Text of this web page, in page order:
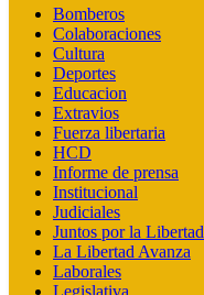
Bomberos
Colaboraciones
Cultura
Deportes
Educacion
Extravios
Fuerza libertaria
HCD
Informe de prensa
Institucional
Judiciales
Juntos por la Libertad
La Libertad Avanza
Laborales
Legislativa